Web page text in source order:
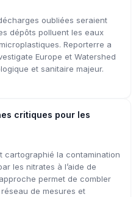
oubliées seraient
dépôts polluent les eaux
Reporterre a
Europe et Watershed
et sanitaire majeur.
critiques pour les
cartographié la contamination
les nitrates à l’aide de
permet de combler
de mesures et